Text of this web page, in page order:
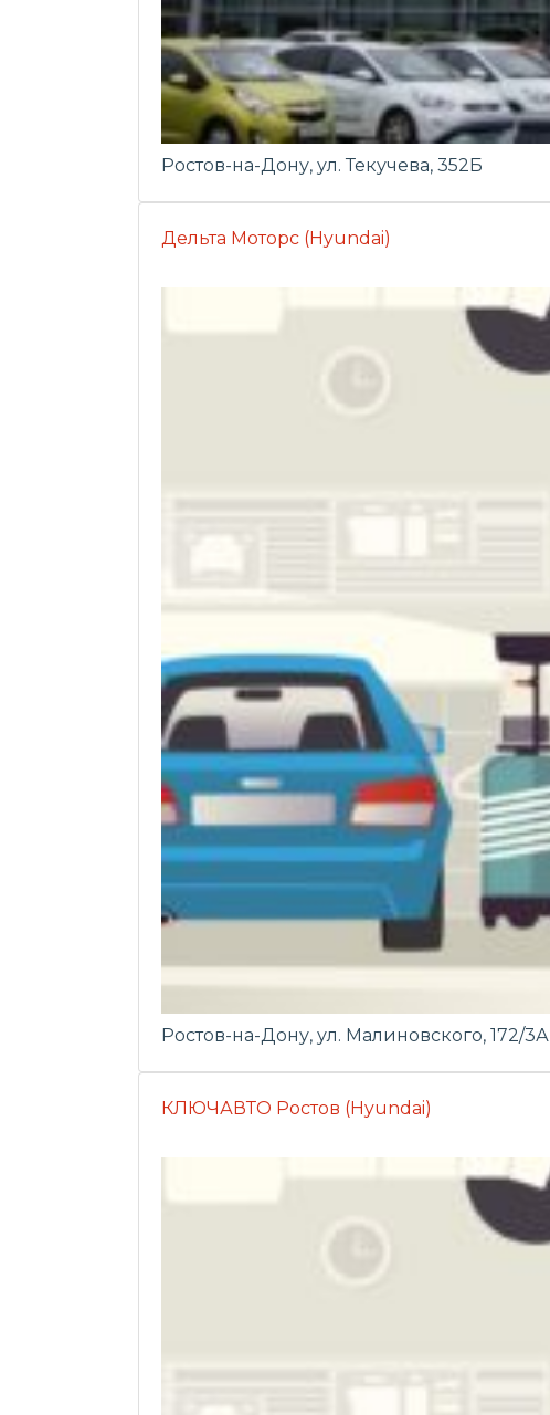
Ростов-на-Дону, ул. Текучева, 352Б
Дельта Моторс (Hyundai)
Ростов-на-Дону, ул. Малиновского, 172/3А
КЛЮЧАВТО Ростов (Hyundai)